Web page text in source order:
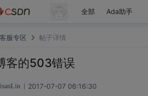
全部 Ada助手
客服专区 帖子详情
客的503错误
2017-07-07 06:16:30